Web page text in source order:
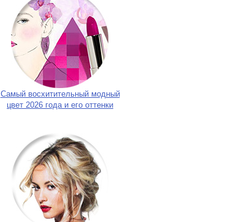
Самый восхитительный модный
цвет 2026 года и его оттенки